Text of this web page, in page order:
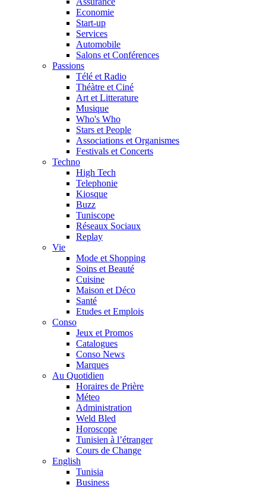
Economie
Start-up
Services
Automobile
Salons et Conférences
Passions
Télé et Radio
Théàtre et Ciné
Art et Litterature
Musique
Who's Who
Stars et People
Associations et Organismes
Festivals et Concerts
Techno
High Tech
Telephonie
Kiosque
Buzz
Tuniscope
Réseaux Sociaux
Replay
Vie
Mode et Shopping
Soins et Beauté
Cuisine
Maison et Déco
Santé
Etudes et Emplois
Conso
Jeux et Promos
Catalogues
Conso News
Marques
Au Quotidien
Horaires de Prière
Méteo
Administration
Weld Bled
Horoscope
Tunisien à l’étranger
Cours de Change
English
Tunisia
Business